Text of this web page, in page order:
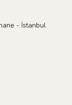
- İstanbul